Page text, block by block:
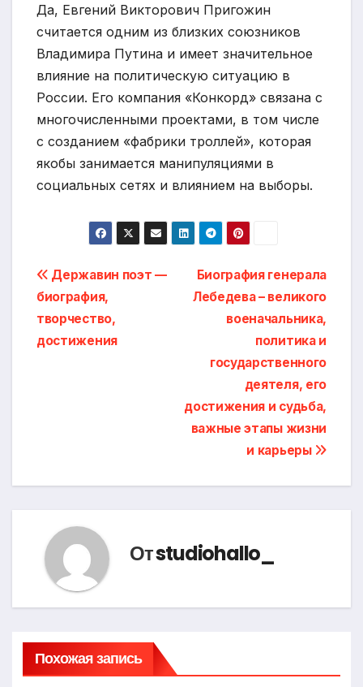
Да, Евгений Викторович Пригожин
считается одним из близких союзников
Владимира Путина и имеет значительное
влияние на политическую ситуацию в
России. Его компания «Конкорд» связана с
многочисленными проектами, в том числе
с созданием «фабрики троллей», которая
якобы занимается манипуляциями в
социальных сетях и влиянием на выборы.
Навигация
по
записям
Биография генерала
Лебедева – великого
военачальника,
политика и
государственного
деятеля, его
достижения и судьба,
важные этапы жизни
и карьеры
Державин поэт —
биография,
творчество,
достижения
Отstudiohallo_
Похожая запись